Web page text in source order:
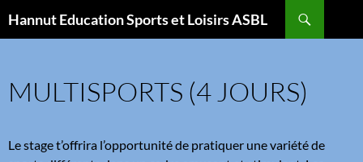
auHannut Education Sports et Loisirs ASBL
MULTISPORTS (4 JOURS)
Le stage t’offrira l’opportunité de pratiquer une variété de